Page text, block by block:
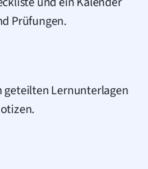
Prüfungen.
geteilten Lernunterlagen